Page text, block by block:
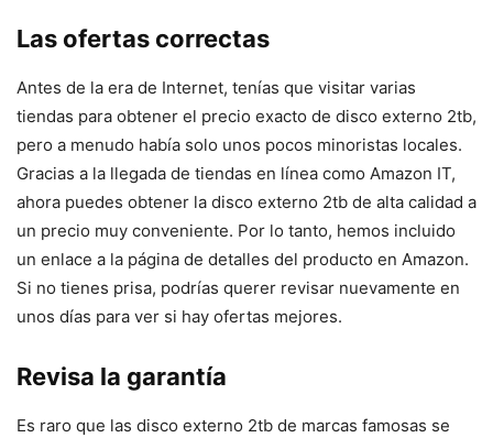
Las ofertas correctas
Antes de la era de Internet, tenías que visitar varias
tiendas para obtener el precio exacto de disco externo 2tb,
pero a menudo había solo unos pocos minoristas locales.
Gracias a la llegada de tiendas en línea como Amazon IT,
ahora puedes obtener la disco externo 2tb de alta calidad a
un precio muy conveniente. Por lo tanto, hemos incluido
un enlace a la página de detalles del producto en Amazon.
Si no tienes prisa, podrías querer revisar nuevamente en
unos días para ver si hay ofertas mejores.
Revisa la garantía
Es raro que las disco externo 2tb de marcas famosas se